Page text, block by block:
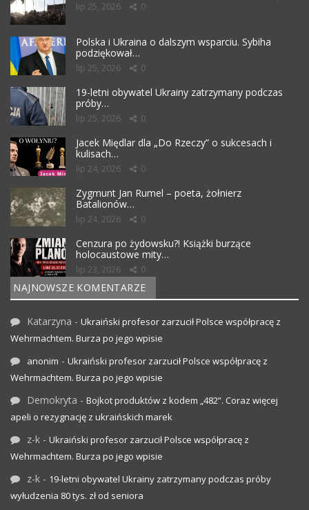
lip 25, 2026 0
Polska i Ukraina o dalszym wsparciu. Sybiha
podziękował…
lip 25, 2026 0
19-letni obywatel Ukrainy zatrzymany podczas
próby…
lip 25, 2026 0
Jacek Międlar dla „Do Rzeczy” o sukcesach i
kulisach…
lip 24, 2026 0
Zygmunt Jan Rumel – poeta, żołnierz
Batalionów…
lip 24, 2026 0
Cenzura po żydowsku?! Książki burzące
holocaustowe mity…
lip 23, 2026 0
NAJNOWSZE KOMENTARZE
Katarzyna - Ukraiński profesor zarzucił Polsce współpracę z
Wehrmachtem. Burza po jego wpisie
anonim - Ukraiński profesor zarzucił Polsce współpracę z
Wehrmachtem. Burza po jego wpisie
Demokryta - Bojkot produktów z kodem „482”. Coraz więcej
apeli o rezygnację z ukraińskich marek
z-k - Ukraiński profesor zarzucił Polsce współpracę z
Wehrmachtem. Burza po jego wpisie
z-k - 19-letni obywatel Ukrainy zatrzymany podczas próby
wyłudzenia 80 tys. zł od seniora